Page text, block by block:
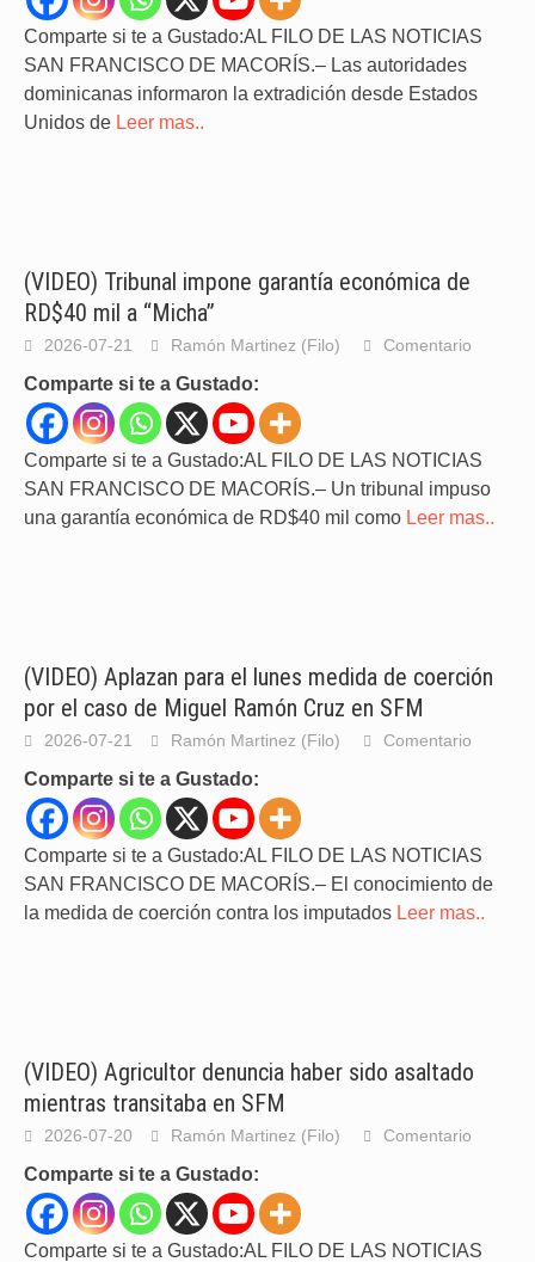
Comparte si te a Gustado:AL FILO DE LAS NOTICIAS
SAN FRANCISCO DE MACORÍS.– Las autoridades
dominicanas informaron la extradición desde Estados
Unidos de Leer mas..
(VIDEO) Tribunal impone garantía económica de
RD$40 mil a “Micha”
2026-07-21 Ramón Martinez (Filo) Comentario
Comparte si te a Gustado:
Comparte si te a Gustado:AL FILO DE LAS NOTICIAS
SAN FRANCISCO DE MACORÍS.– Un tribunal impuso
una garantía económica de RD$40 mil como Leer mas..
(VIDEO) Aplazan para el lunes medida de coerción
por el caso de Miguel Ramón Cruz en SFM
2026-07-21 Ramón Martinez (Filo) Comentario
Comparte si te a Gustado:
Comparte si te a Gustado:AL FILO DE LAS NOTICIAS
SAN FRANCISCO DE MACORÍS.– El conocimiento de
la medida de coerción contra los imputados Leer mas..
(VIDEO) Agricultor denuncia haber sido asaltado
mientras transitaba en SFM
2026-07-20 Ramón Martinez (Filo) Comentario
Comparte si te a Gustado:
Comparte si te a Gustado:AL FILO DE LAS NOTICIAS